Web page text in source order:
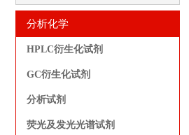
分析化学
HPLC衍生化试剂
GC衍生化试剂
分析试剂
荧光及发光光谱试剂